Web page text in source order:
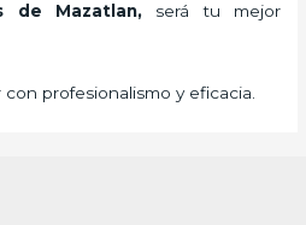
de Mazatlan, será tu mejor
profesionalismo y eficacia.